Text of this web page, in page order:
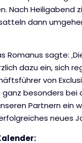
Nach Heiligabend
dann
Romanus sagte:
dazu ein, sich
von
ganz besonders
Partnern ein
neues